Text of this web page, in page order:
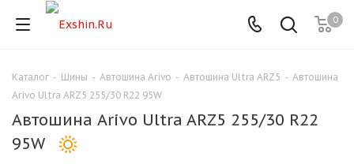
0
Каталог - Шины - Автошина Arivo - Автошина Ultra ARZ5 - Автошина
Arivo Ultra ARZ5 255/30 R22 95W
Автошина Arivo Ultra ARZ5 255/30 R22
95W
Для клиентов всех банков
Разбейте
оплату